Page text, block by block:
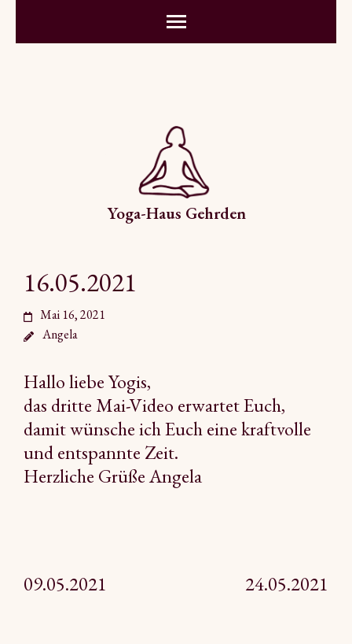
Yoga-Haus Gehrden
16.05.2021
Mai 16, 2021
Angela
Hallo liebe Yogis,
das dritte Mai-Video erwartet Euch,
damit wünsche ich Euch eine kraftvolle
und entspannte Zeit.
Herzliche Grüße Angela
Beitragsnavigation
09.05.2021 24.05.2021